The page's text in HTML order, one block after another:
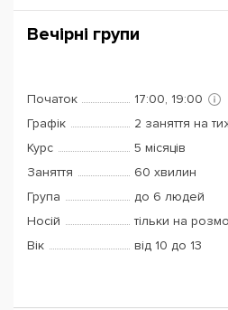
Вечірні групи
Початок
17:00, 19:00
Графік
2 заняття на
Курс
5 місяців
Заняття
60 хвилин
Група
до 6 людей
Носій
тільки на
Вік
від 10 до 13